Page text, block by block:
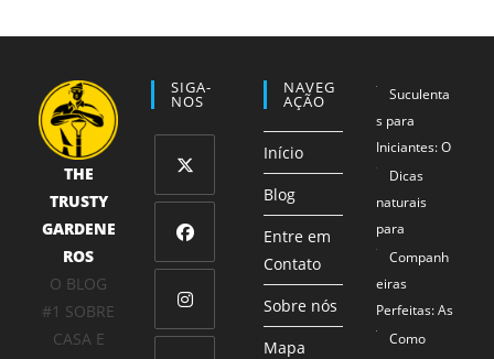
THE
TRUSTY
GARDENE
ROS
O BLOG
#1 SOBRE
CASA E
SIGA-
NOS
Abre
uma
nova
Abre
uma
Abre
NAVEG
AÇÃO
Início
Blog
Entre em
Contato
Sobre nós
Mapa
Suculenta
s para
Iniciantes: O
Método 1-2-
3 que
Garante
Sucesso
Mesmo para
Mãos Não
Tão Verdes
Dicas
naturais
para
proteger
seus
alimentos
Companh
eiras
Perfeitas: As
Combinaçõe
Como